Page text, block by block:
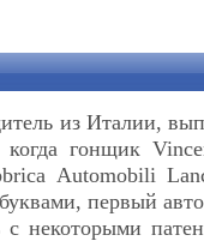
из Италии,
гонщик
Automobili
буквами, первый
с некоторыми